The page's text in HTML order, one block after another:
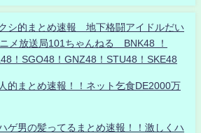
シ的まとめ速報 地下格闘アイドルだい
メ放送局101ちゃんねる BNK48 ！
！SGO48！GNZ48！STU48！SKE48
的まとめ速報！！ネット乞食DE2000万
ゲ男の髪ってるまとめ速報！！激しくハ